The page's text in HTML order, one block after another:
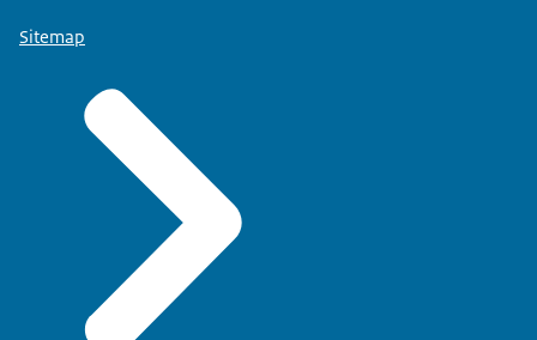
Sitemap